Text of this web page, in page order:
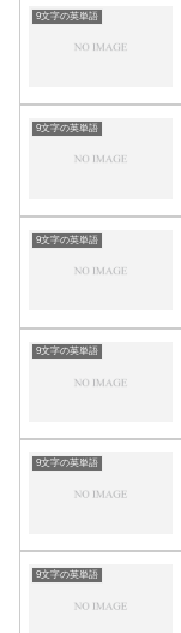
9文字の英単語
9文字の英単語
9文字の英単語
9文字の英単語
9文字の英単語
9文字の英単語